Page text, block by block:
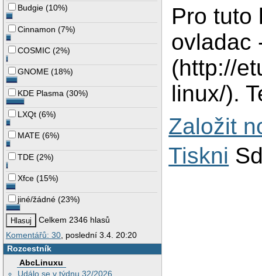
Budgie (10%)
Cinnamon (7%)
COSMIC (2%)
GNOME (18%)
KDE Plasma (30%)
LXQt (6%)
MATE (6%)
TDE (2%)
Xfce (15%)
jiné/žádné (23%)
Celkem 2346 hlasů
Komentářů: 30 , poslední 3.4. 20:20
Rozcestník
AbcLinuxu
Událo se v týdnu 32/2026
Pro tuto
ovladac
(http://
linux/).
Založit
Tiskni